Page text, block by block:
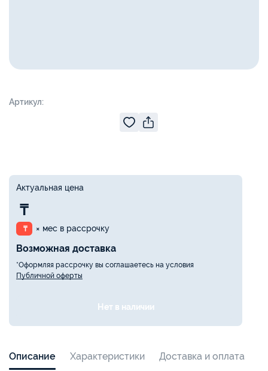
Артикул:
Актуальная цена
₸
₸ × мес в рассрочку
Возможная доставка
*Оформляя рассрочку вы соглашаетесь на условия
Публичной оферты
Нет в наличии
Описание Характеристики Доставка и оплата